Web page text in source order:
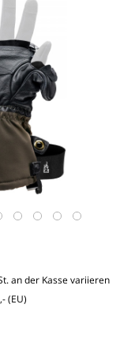
an der Kasse variieren
(EU)